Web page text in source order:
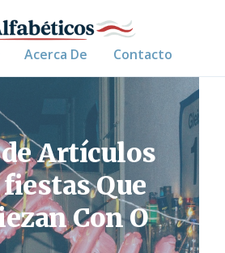
Acerca De Contacto
Artículos
Que
Con O